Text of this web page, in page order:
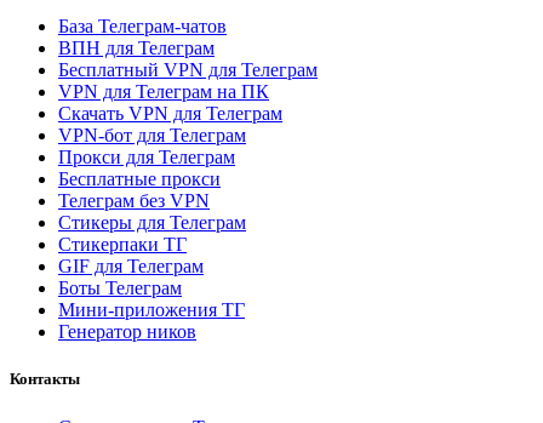
База Телеграм-чатов
ВПН для Телеграм
Бесплатный VPN для Телеграм
VPN для Телеграм на ПК
Скачать VPN для Телеграм
VPN-бот для Телеграм
Прокси для Телеграм
Бесплатные прокси
Телеграм без VPN
Стикеры для Телеграм
Стикерпаки ТГ
GIF для Телеграм
Боты Телеграм
Мини-приложения ТГ
Генератор ников
Контакты